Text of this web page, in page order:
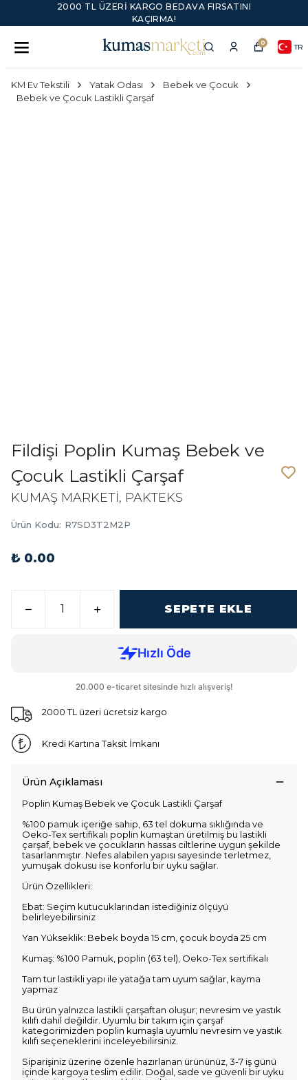
2000 TL ÜZERI KARGO BEDAVA FIRSATINI
KAÇIRMA!
0 TR
KM Ev Tekstili Yatak Odası
Bebek ve Çocuk
Bebek ve Çocuk Lastikli Çarşaf
Fildişi Poplin Kumaş Bebek ve
Çocuk Lastikli Çarşaf
KUMAŞ MARKETİ, PAKTEKS
Ürün Kodu: R7SD3T2M2P
₺ 0.00
SEPETE EKLE
2000 TL üzeri ücretsiz kargo
Kredi Kartına Taksit İmkanı
Ürün Açıklaması
Poplin Kumaş Bebek ve Çocuk Lastikli Çarşaf
%100 pamuk içeriğe sahip, 63 tel dokuma sıklığında ve
Oeko-Tex sertifikalı poplin kumaştan üretilmiş bu lastikli
çarşaf, bebek ve çocukların hassas ciltlerine uygun şekilde
tasarlanmıştır. Nefes alabilen yapısı sayesinde terletmez,
yumuşak dokusu ise konforlu bir uyku sağlar.
Ürün Özellikleri:
Ebat: Seçim kutucuklarından istediğiniz ölçüyü
belirleyebilirsiniz
Yan Yükseklik: Bebek boyda 15 cm, çocuk boyda 25 cm
Kumaş: %100 Pamuk, poplin (63 tel), Oeko-Tex sertifikalı
Tam tur lastikli yapı ile yatağa tam uyum sağlar, kayma
yapmaz
Bu ürün yalnızca lastikli çarşaftan oluşur; nevresim ve yastık
kılıfı dahil değildir. Uyumlu bir takım için çarşaf
kategorimizden poplin kumaşla uyumlu nevresim ve yastık
kılıfı seçeneklerini inceleyebilirsiniz.
Siparişiniz üzerine özenle hazırlanan ürününüz, 3-7 iş günü
içinde kargoya teslim edilir. Doğal, sade ve güvenli bir uyku